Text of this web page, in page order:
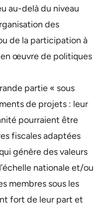
au-delà du niveau
des
de la participation à
œuvre de politiques
partie « sous
de projets : leur
pourraient être
fiscales adaptées
génère des valeurs
nationale et/ou
membres sous les
fort de leur part et